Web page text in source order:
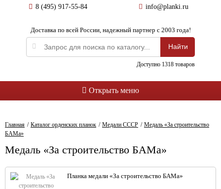
8 (495) 917-55-84 info@planki.ru
Доставка по всей России, надежный партнер с 2003 года!
Доступно 1318 товаров
Открыть меню
Главная Каталог орденских планок Медали СССР
Медаль «За строительство
БАМа»
Медаль «За строительство БАМа»
Планка медали «За строительство БАМа»